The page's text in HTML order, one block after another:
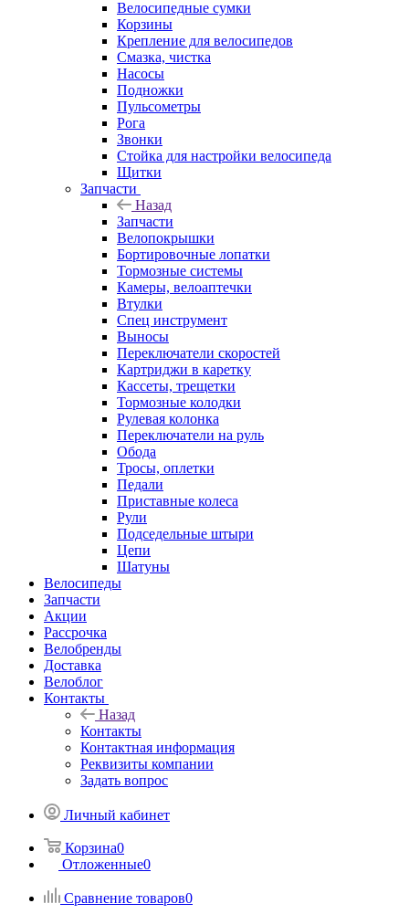
Велосипедные сумки
Корзины
Крепление для велосипедов
Смазка, чистка
Насосы
Подножки
Пульсометры
Рога
Звонки
Стойка для настройки велосипеда
Щитки
Запчасти
Назад
Запчасти
Велопокрышки
Бортировочные лопатки
Тормозные системы
Камеры, велоаптечки
Втулки
Спец инструмент
Выносы
Переключатели скоростей
Картриджи в каретку
Кассеты, трещетки
Тормозные колодки
Рулевая колонка
Переключатели на руль
Обода
Тросы, оплетки
Педали
Приставные колеса
Рули
Подседельные штыри
Цепи
Шатуны
Велосипеды
Запчасти
Акции
Рассрочка
Велобренды
Доставка
Велоблог
Контакты
Назад
Контакты
Контактная информация
Реквизиты компании
Задать вопрос
Личный кабинет
Корзина0
Отложенные0
Сравнение товаров0